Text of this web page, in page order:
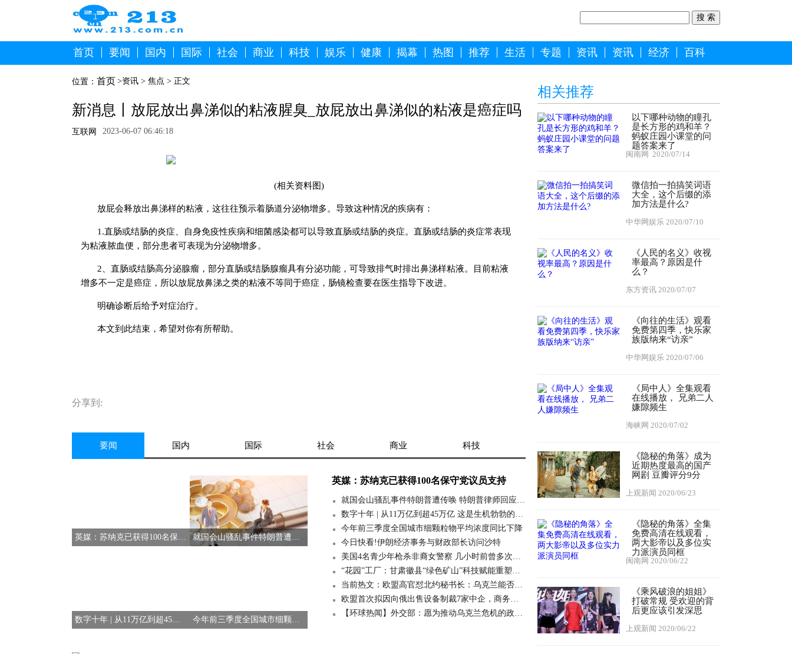
首页 要闻 国内 国际 社会 商业 科技 娱乐 健康 揭幕 热图 推荐 生活 专题 资讯 资讯 经济 百科
位置： 首页 >资讯 > 焦点 > 正文
新消息丨放屁放出鼻涕似的粘液腥臭_放屁放出鼻涕似的粘液是癌症吗
互联网 2023-06-07 06:46:18
(相关资料图)
放屁会释放出鼻涕样的粘液，这往往预示着肠道分泌物增多。导致这种情况的疾病有：
1.直肠或结肠的炎症、自身免疫性疾病和细菌感染都可以导致直肠或结肠的炎症。直肠或结肠的炎症常表现
为粘液脓血便，部分患者可表现为分泌物增多。
2、直肠或结肠高分泌腺瘤，部分直肠或结肠腺瘤具有分泌功能，可导致排气时排出鼻涕样粘液。目前粘液
增多不一定是癌症，所以放屁放鼻涕之类的粘液不等同于癌症，肠镜检查要在医生指导下改进。
明确诊断后给予对症治疗。
本文到此结束，希望对你有所帮助。
分享到:
要闻 国内 国际 社会 商业 科技
英媒：苏纳克已获得100名保守党议员支持 就国会山骚乱事件特朗普遭传唤 特朗普律师回应 全球今热点
数字十年 | 从11万亿到超45万亿 这是生机勃勃的数字中国 热消息 今年前三季度全国城市细颗粒物平均浓度同比下降
英媒：苏纳克已获得100名保守党议员支持
就国会山骚乱事件特朗普遭传唤 特朗普律师回应 全球今热点
数字十年 | 从11万亿到超45万亿 这是生机勃勃的数字中国 热消息
今年前三季度全国城市细颗粒物平均浓度同比下降
今日快看!伊朗经济事务与财政部长访问沙特
美国4名青少年枪杀非裔女警察 几小时前曾多次盗窃抢劫
“花园”工厂：甘肃徽县“绿色矿山”科技赋能重塑工业新优势 世界通讯
当前热文：欧盟高官怼北约秘书长：乌克兰能否加入北约不取决于你个人
欧盟首次拟因向俄出售设备制裁7家中企，商务部：不要开恶劣先河
【环球热闻】外交部：愿为推动乌克兰危机的政治解决继续发挥建设性作用
相关推荐
以下哪种动物的瞳孔
是长方形的鸡和羊？
蚂蚁庄园小课堂的问
题答案来了
闽南网 2020/07/14
微信拍一拍搞笑词语
大全，这个后缀的添
加方法是什么?
中华网娱乐 2020/07/10
《人民的名义》收视
率最高？原因是什
么？
东方资讯 2020/07/07
《向往的生活》观看
免费第四季，快乐家
族版纳来“访亲”
中华网娱乐 2020/07/06
《局中人》全集观看
在线播放， 兄弟二人
嫌隙频生
海峡网 2020/07/02
《隐秘的角落》成为
近期热度最高的国产
网剧 豆瓣评分9分
上观新闻 2020/06/23
《隐秘的角落》全集
免费高清在线观看，
两大影帝以及多位实
力派演员同框
闽南网 2020/06/22
《乘风破浪的姐姐》
打破常规 受欢迎的背
后更应该引发深思
上观新闻 2020/06/22